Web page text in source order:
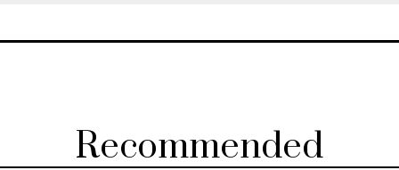
Recommended